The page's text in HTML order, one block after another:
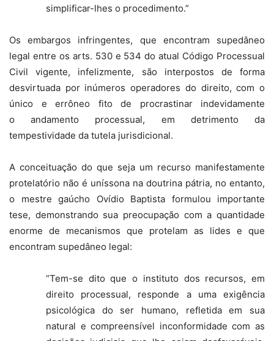
simplificar-lhes o procedimento.”
Os embargos infringentes, que encontram supedâneo
legal entre os arts. 530 e 534 do atual Código Processual
Civil vigente, infelizmente, são interpostos de forma
desvirtuada por inúmeros operadores do direito, com o
único e errôneo fito de procrastinar indevidamente
o andamento processual, em detrimento da
tempestividade da tutela jurisdicional.
A conceituação do que seja um recurso manifestamente
protelatório não é uníssona na doutrina pátria, no entanto,
o mestre gaúcho Ovídio Baptista formulou importante
tese, demonstrando sua preocupação com a quantidade
enorme de mecanismos que protelam as lides e que
encontram supedâneo legal:
“Tem-se dito que o instituto dos recursos, em
direito processual, responde a uma exigência
psicológica do ser humano, refletida em sua
natural e compreensível inconformidade com as